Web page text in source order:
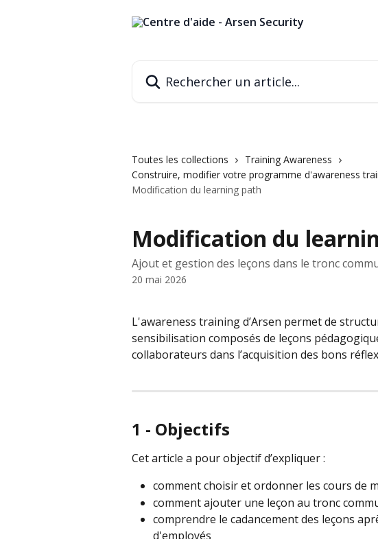
Toutes les collections
Training Awareness
Construire, modifier votre programme d'awareness
Modification du learning path
Modification du
Ajout et gestion des leçons dans le tronc
20 mai 2026
L'awareness training d’Arsen permet de
sensibilisation composés de leçons
collaborateurs dans l’acquisition des bons
1 - Objectifs
Cet article a pour objectif d’expliquer :
comment choisir et ordonner les cours de
comment ajouter une leçon au tronc
comprendre le cadancement des leçons
d'employés